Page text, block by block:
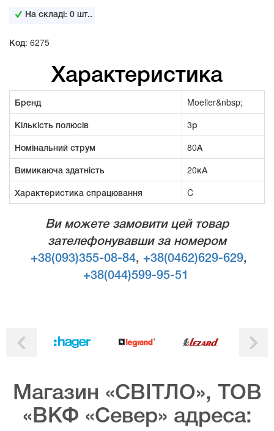
На складі:0 шт..
Код: 6275
Характеристика
Бренд
Moeller&nbsp;
Кількість полюсів
3р
Номінальний струм
80А
Вимикаюча здатність
20кА
Характеристика спрацювання
C
Ви можете замовити цей товар
зателефонувавши за номером
+38(093)355-08-84, +38(0462)629-629,
+38(044)599-95-51
Магазин «СВІТЛО», ТОВ
«ВКФ «Север» адреса: